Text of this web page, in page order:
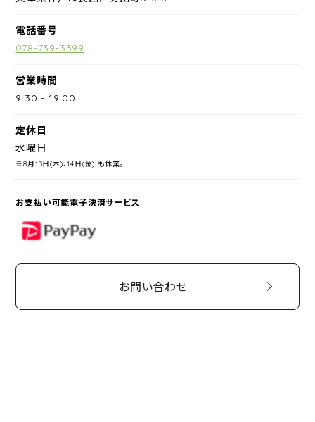
電話番号
078-739-3399
営業時間
9:30 -19:00
定休日
水曜日
※8月13日(木)、14日(金) も休業。
お支払い可能電子決済サービス
PayPay
お問い合わせ